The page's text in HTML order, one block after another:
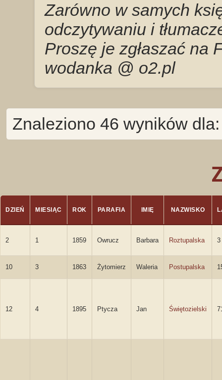
Zarówno w samych
odczytywaniu i
Proszę je zgłaszać na
wodanka @ o2.pl
Znaleziono 46 wyników
DZIEŃ MIESIĄC ROK PARAFIA IMIĘ NAZWISKO
2 1 1859 Owrucz Barbara Roztupalska 3
10 3 1863 Żytomierz Waleria Postupalska
12 4 1895 Ptycza Jan Świętozielski